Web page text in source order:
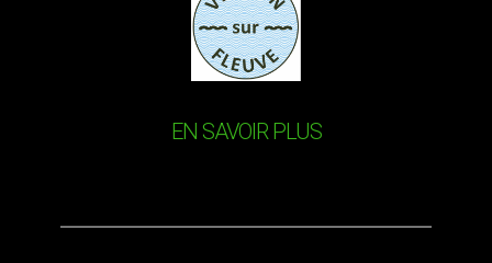
EN SAVOIR PLUS